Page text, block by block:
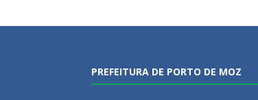
PREFEITURA DE PORTO DE MOZ